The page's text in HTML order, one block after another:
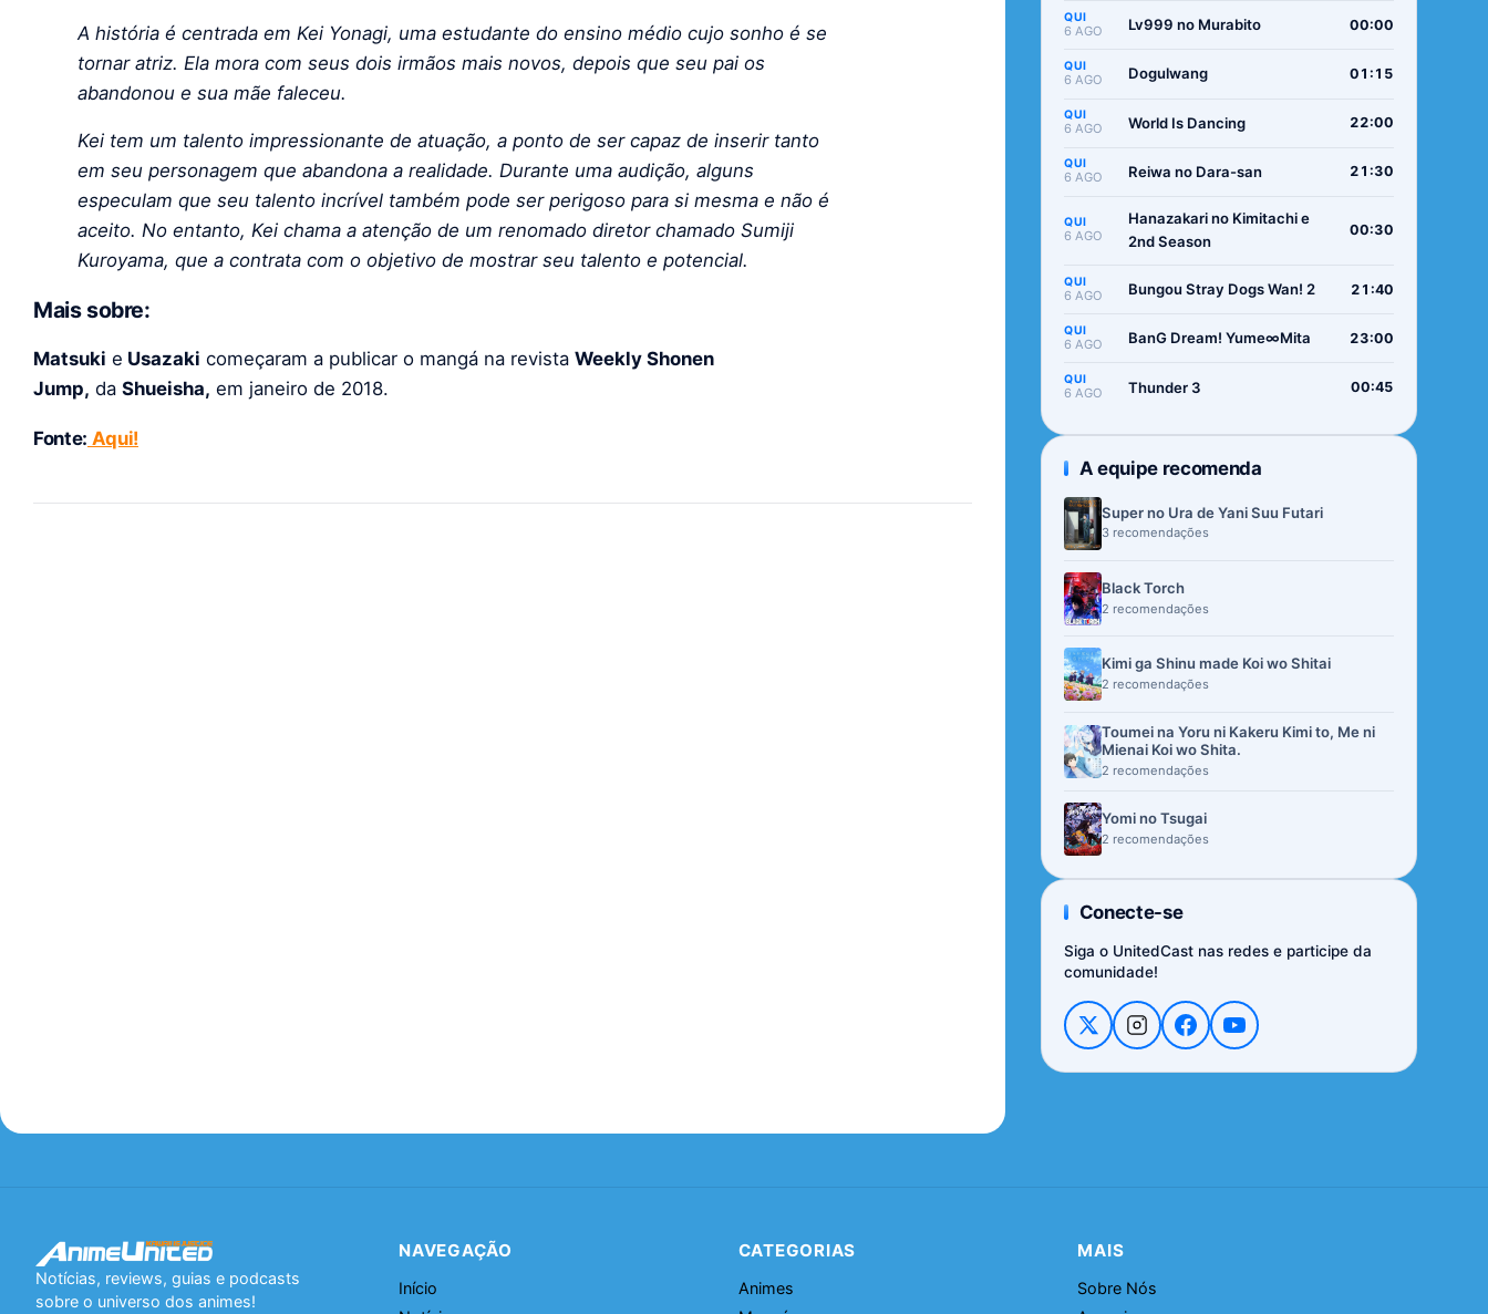
A história é centrada em Kei Yonagi, uma estudante do ensino médio cujo sonho é se
tornar atriz. Ela mora com seus dois irmãos mais novos, depois que seu pai os
abandonou e sua mãe faleceu.
Kei tem um talento impressionante de atuação, a ponto de ser capaz de inserir tanto
em seu personagem que abandona a realidade. Durante uma audição, alguns
especulam que seu talento incrível também pode ser perigoso para si mesma e não é
aceito. No entanto, Kei chama a atenção de um renomado diretor chamado Sumiji
Kuroyama, que a contrata com o objetivo de mostrar seu talento e potencial.
Mais sobre:
Matsuki e Usazaki começaram a publicar o mangá na revista Weekly Shonen
Jump, da Shueisha, em janeiro de 2018.
Fonte: Aqui!
Boukenroku
QUI
6 AGO Lv999 no Murabito 00:00
QUI
6 AGO Dogulwang 01:15
QUI
6 AGO World Is Dancing 22:00
QUI
6 AGO Reiwa no Dara-san 21:30
QUI
6 AGO
Hanazakari no Kimitachi e
2nd Season
00:30
QUI
6 AGO Bungou Stray Dogs Wan! 2 21:40
QUI
6 AGO BanG Dream! Yume∞Mita 23:00
QUI
6 AGO Thunder 3 00:45
A equipe recomenda
Super no Ura de Yani Suu Futari
3 recomendações
Black Torch
2 recomendações
Kimi ga Shinu made Koi wo Shitai
2 recomendações
Toumei na Yoru ni Kakeru Kimi to, Me ni
Mienai Koi wo Shita.
2 recomendações
Yomi no Tsugai
2 recomendações
Conecte-se
Siga o UnitedCast nas redes e participe da
comunidade!
Notícias, reviews, guias e podcasts
sobre o universo dos animes!
NAVEGAÇÃO
Início
CATEGORIAS
Animes
MAIS
Sobre Nós